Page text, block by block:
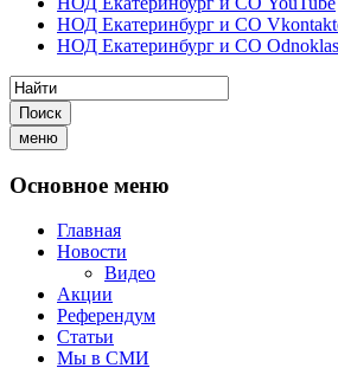
НОД Екатеринбург и СО
НОД Екатеринбург и СО
Поиск
меню
Основное меню
Главная
Новости
Видео
Акции
Референдум
Статьи
Мы в СМИ